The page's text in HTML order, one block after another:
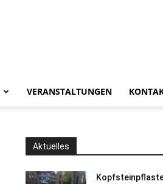
VERANSTALTUNGEN
Aktuelles